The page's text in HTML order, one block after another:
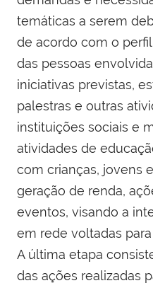
temáticas a serem
de acordo com o
das pessoas
iniciativas previstas,
palestras e outras
instituições sociais e
atividades de
com crianças, jovens
geração de renda,
eventos, visando a
em rede voltadas
A última etapa
das ações realizadas